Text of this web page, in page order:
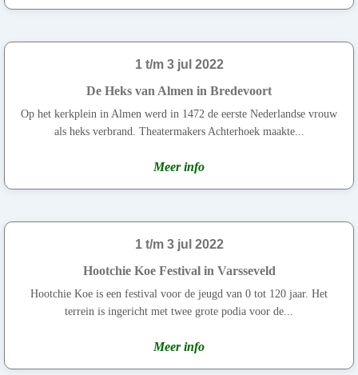
1 t/m 3 jul 2022
De Heks van Almen in Bredevoort
Op het kerkplein in Almen werd in 1472 de eerste Nederlandse vrouw
als heks verbrand. Theatermakers Achterhoek maakte...
Meer info
1 t/m 3 jul 2022
Hootchie Koe Festival in Varsseveld
Hootchie Koe is een festival voor de jeugd van 0 tot 120 jaar. Het
terrein is ingericht met twee grote podia voor de...
Meer info